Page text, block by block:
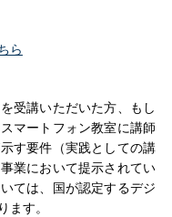
ら
受講いただいた方、もし
マートフォン教室に講師
す要件（実践としての講
業において提示されてい
ては、国が認定するデジ
す。